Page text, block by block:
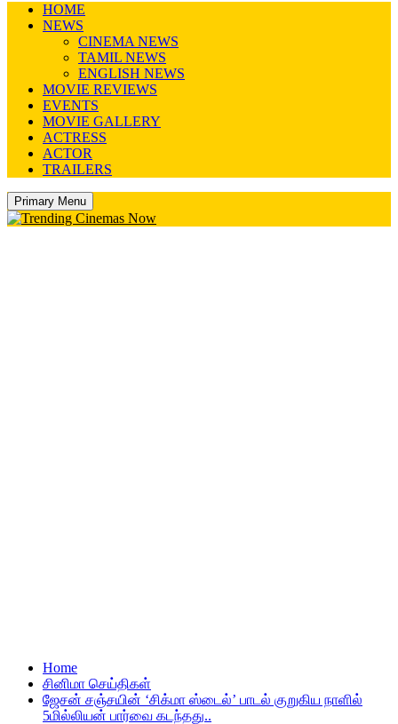
HOME
NEWS
CINEMA NEWS
TAMIL NEWS
ENGLISH NEWS
MOVIE REVIEWS
EVENTS
MOVIE GALLERY
ACTRESS
ACTOR
TRAILERS
Primary Menu
Home
சினிமா செய்திகள்
ஜேசன் சஞ்சயின் ‘சிக்மா ஸ்டைல்’ பாடல் குறுகிய நாளில்
5மில்லியன் பார்வை கடந்தது..